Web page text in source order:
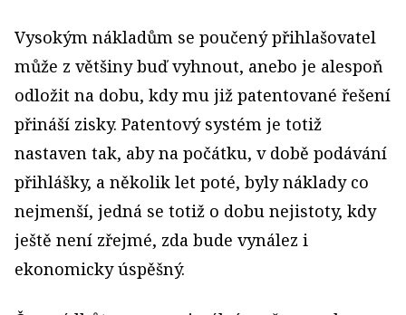
Vysokým nákladům se poučený přihlašovatel
může z většiny buď vyhnout, anebo je alespoň
odložit na dobu, kdy mu již patentované řešení
přináší zisky. Patentový systém je totiž
nastaven tak, aby na počátku, v době podávání
přihlášky, a několik let poté, byly náklady co
nejmenší, jedná se totiž o dobu nejistoty, kdy
ještě není zřejmé, zda bude vynález i
ekonomicky úspěšný.